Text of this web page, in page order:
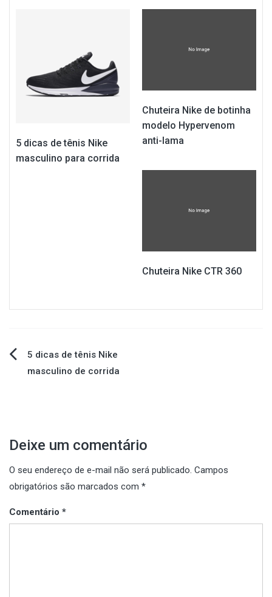
5 dicas de tênis Nike
masculino para corrida
Chuteira Nike de botinha
modelo Hypervenom
anti-lama
Chuteira Nike CTR 360
Navegação
5 dicas de tênis Nike
masculino de corrida
Deixe um comentário
O seu endereço de e-mail não será publicado. Campos
obrigatórios são marcados com *
Comentário *